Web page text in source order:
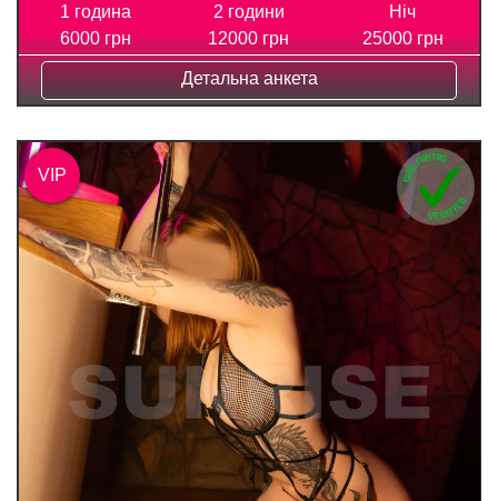
1 година
6000 грн
2 години
12000 грн
Ніч
25000 грн
Детальна анкета
VIP